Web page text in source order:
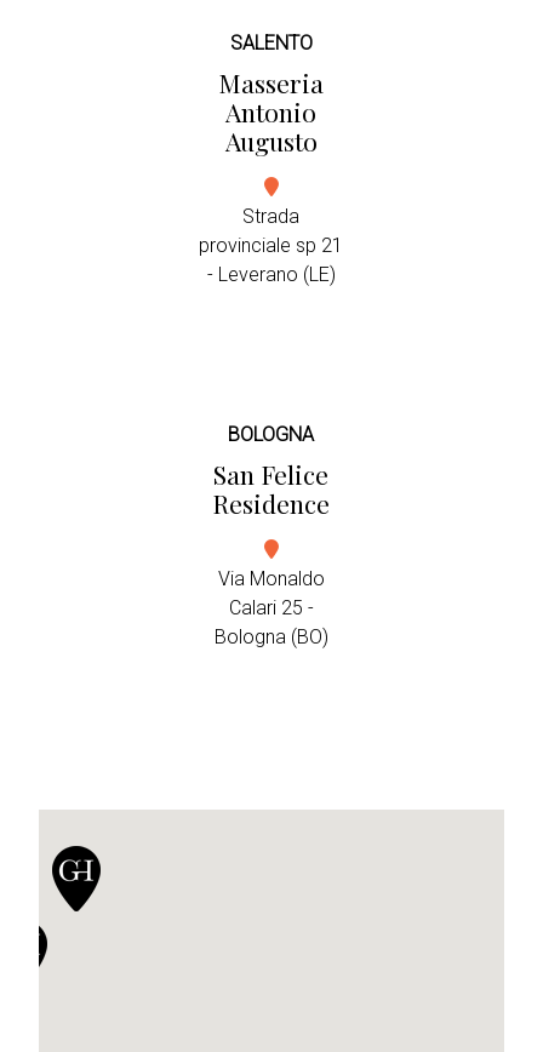
SALENTO
Masseria
Antonio
Augusto
Strada
provinciale sp 21
- Leverano (LE)
BOLOGNA
San Felice
Residence
Via Monaldo
Calari 25 -
Bologna (BO)